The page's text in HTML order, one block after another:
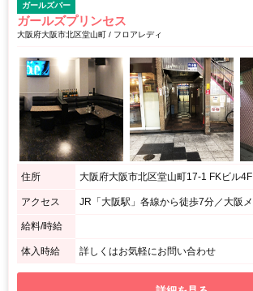
ガールズバー
ガールズプリンセス
大阪府大阪市北区堂山町 / フロアレディ
住所 大阪府大阪市北区堂山町17-1 FKビル4F
アクセス
給料/時給
体入時給 詳しくはお気軽にお問い合わせ